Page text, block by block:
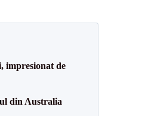
impresionat de
din Australia